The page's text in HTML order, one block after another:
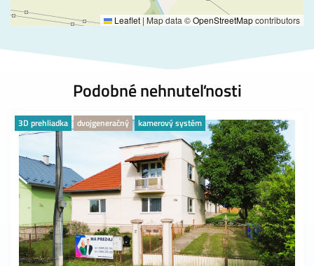
Leaflet | Map data ©OpenStreetMapcontributors
Podobné nehnuteľnosti
3D prehliadka dvojgeneračný kamerový systém